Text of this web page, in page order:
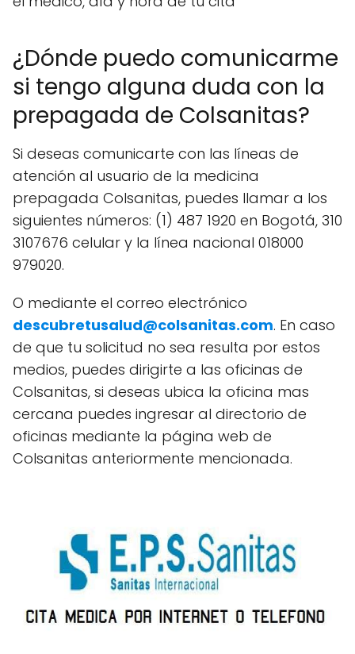
¿Dónde puedo comunicarme
si tengo alguna duda con la
prepagada de Colsanitas?
Si deseas comunicarte con las líneas de
atención al usuario de la medicina
prepagada Colsanitas, puedes llamar a los
siguientes números: (1) 487 1920 en Bogotá, 310
3107676 celular y la línea nacional 018000
979020.
O mediante el correo electrónico
descubretusalud@colsanitas.com. En caso
de que tu solicitud no sea resulta por estos
medios, puedes dirigirte a las oficinas de
Colsanitas, si deseas ubica la oficina mas
cercana puedes ingresar al directorio de
oficinas mediante la página web de
Colsanitas anteriormente mencionada.